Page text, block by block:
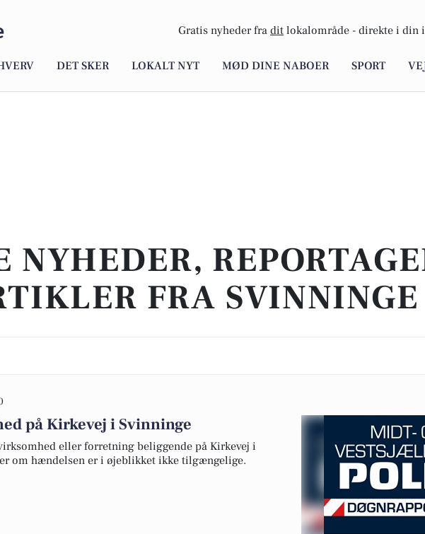
Gratis nyheder fra dit lokalområde - direkte i din
DET SKER LOKALT NYT MØD DINE NABOER SPORT
NYHEDER,
FRA SVINNINGE
på Kirkevej i Svinninge
eller forretning beliggende på Kirkevej i
om hændelsen er i øjeblikket ikke tilgængelige.